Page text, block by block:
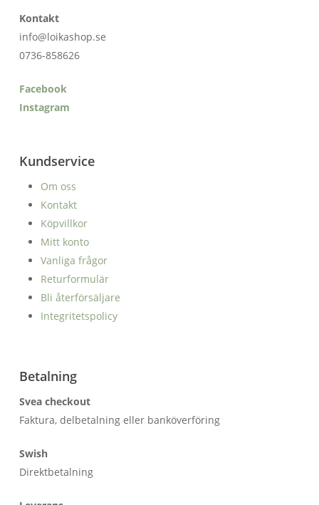
Kontakt
info@loikashop.se
0736-858626
Facebook
Instagram
Kundservice
Om oss
Kontakt
Köpvillkor
Mitt konto
Vanliga frågor
Returformulär
Bli återförsäljare
Integritetspolicy
Betalning
Svea checkout
Faktura, delbetalning eller banköverföring
Swish
Direktbetalning